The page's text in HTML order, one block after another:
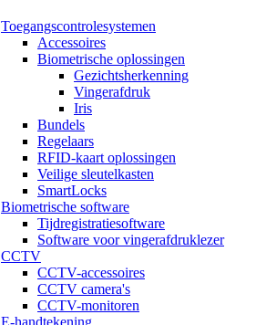
Toegangscontrolesystemen
Accessoires
Biometrische oplossingen
Gezichtsherkenning
Vingerafdruk
Iris
Bundels
Regelaars
RFID-kaart oplossingen
Veilige sleutelkasten
SmartLocks
Biometrische software
Tijdregistratiesoftware
Software voor vingerafdruklezer
CCTV
CCTV-accessoires
CCTV camera's
CCTV-monitoren
E-handtekening